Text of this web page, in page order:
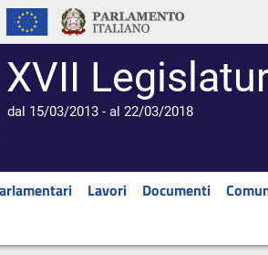
XVII
dal 15/03/2013 - al 22/03/2018
Lavori Documenti